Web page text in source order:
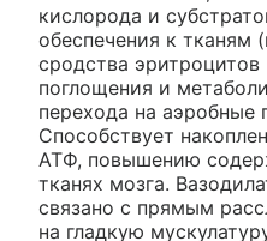
кислорода и
обеспечения к тканям
сродства
поглощения и
перехода на аэробные
Способствует
АТФ, повышению
тканях мозга.
связано с прямым
на гладкую